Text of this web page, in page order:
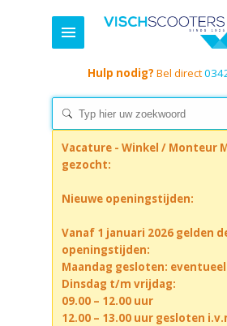
Hulp nodig? Bel direct
Vacature - Winkel / Monteur
gezocht:
Nieuwe openingstijden:
Vanaf 1 januari 2026 gelden
openingstijden:
Maandag gesloten:
Dinsdag t/m vrijdag:
09.00 – 12.00 uur
12.00 – 13.00 uur gesloten